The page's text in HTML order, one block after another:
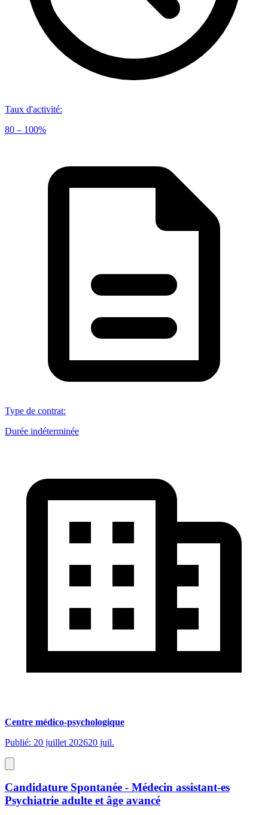
Taux d'activité:
80 – 100%
Type de contrat:
Durée indéterminée
Centre médico-psychologique
Publié: 20 juillet 202620 juil.
Candidature Spontanée - Médecin assistant-es
Psychiatrie adulte et âge avancé